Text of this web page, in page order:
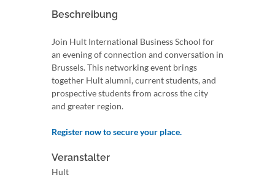
Beschreibung
Join Hult International Business School for
an evening of connection and conversation in
Brussels. This networking event brings
together Hult alumni, current students, and
prospective students from across the city
and greater region.
Register now to secure your place.
Veranstalter
Hult